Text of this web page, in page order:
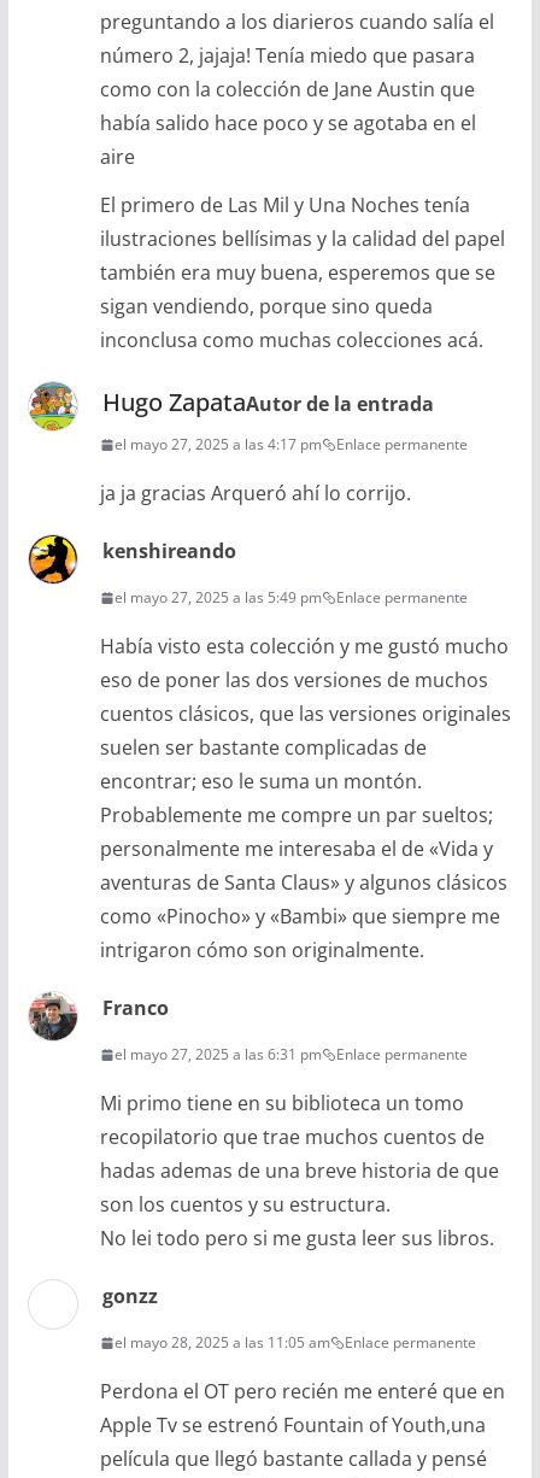
preguntando a los diarieros cuando salía el
número 2, jajaja! Tenía miedo que pasara
como con la colección de Jane Austin que
había salido hace poco y se agotaba en el
aire
El primero de Las Mil y Una Noches tenía
ilustraciones bellísimas y la calidad del papel
también era muy buena, esperemos que se
sigan vendiendo, porque sino queda
inconclusa como muchas colecciones acá.
Hugo ZapataAutor de la entrada
el mayo 27, 2025 a las 4:17 pm Enlace permanente
ja ja gracias Arqueró ahí lo corrijo.
kenshireando
el mayo 27, 2025 a las 5:49 pm Enlace permanente
Había visto esta colección y me gustó mucho
eso de poner las dos versiones de muchos
cuentos clásicos, que las versiones originales
suelen ser bastante complicadas de
encontrar; eso le suma un montón.
Probablemente me compre un par sueltos;
personalmente me interesaba el de «Vida y
aventuras de Santa Claus» y algunos clásicos
como «Pinocho» y «Bambi» que siempre me
intrigaron cómo son originalmente.
Franco
el mayo 27, 2025 a las 6:31 pm Enlace permanente
Mi primo tiene en su biblioteca un tomo
recopilatorio que trae muchos cuentos de
hadas ademas de una breve historia de que
son los cuentos y su estructura.
No lei todo pero si me gusta leer sus libros.
gonzz
el mayo 28, 2025 a las 11:05 am Enlace permanente
Perdona el OT pero recién me enteré que en
Apple Tv se estrenó Fountain of Youth,una
película que llegó bastante callada y pensé